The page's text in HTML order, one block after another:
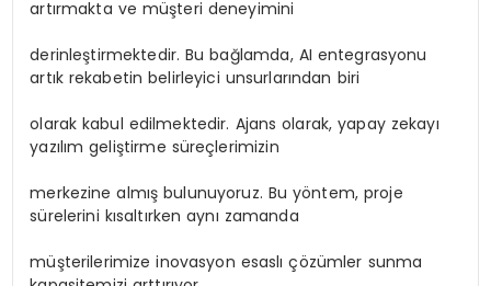
artırmakta ve müşteri deneyimini
derinleştirmektedir. Bu bağlamda, AI entegrasyonu
artık rekabetin belirleyici unsurlarından biri
olarak kabul edilmektedir. Ajans olarak, yapay zekayı
yazılım geliştirme süreçlerimizin
merkezine almış bulunuyoruz. Bu yöntem, proje
sürelerini kısaltırken aynı zamanda
müşterilerimize inovasyon esaslı çözümler sunma